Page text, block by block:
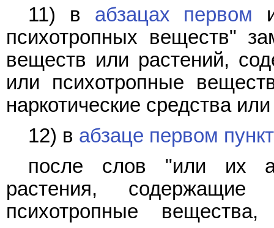
11) в абзацах первом
психотропных веществ"
веществ или растений,
или психотропные
наркотические средства
12) в абзаце первом
после слов "или их
растения, содержащие
психотропные